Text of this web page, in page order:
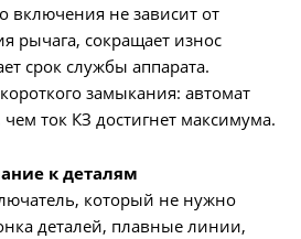
не зависит от
рычага, сокращает износ
срок службы аппарата.
замыкания: автомат
ток КЗ достигнет максимума.
к деталям
который не нужно
деталей, плавные линии,